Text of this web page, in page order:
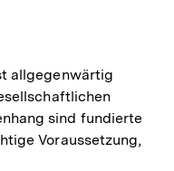
allgegenwärtig
sind fundierte
Voraussetzung,